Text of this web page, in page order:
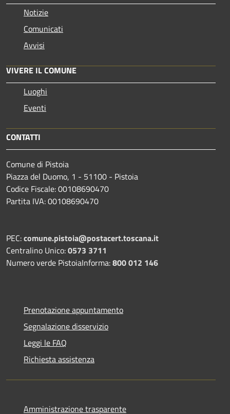
Notizie
Comunicati
Avvisi
VIVERE IL COMUNE
Luoghi
Eventi
CONTATTI
Comune di Pistoia
Piazza del Duomo, 1 - 51100 - Pistoia
Codice Fiscale: 00108690470
Partita IVA: 00108690470
PEC:comune.pistoia@postacert.toscana.it
Centralino Unico:0573 3711
Numero verde PistoiaInforma:800 012 146
Prenotazione appuntamento
Segnalazione disservizio
Leggi le FAQ
Richiesta assistenza
Amministrazione trasparente